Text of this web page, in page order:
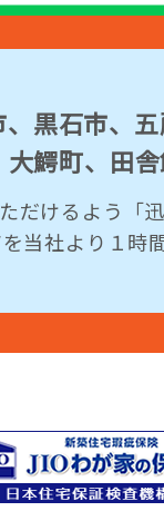
黒石市、
鰐町、田
だけるよう「
当社より１時